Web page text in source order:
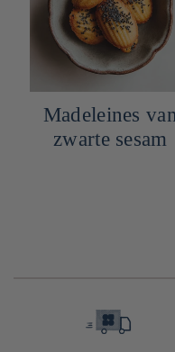
Carpaccio van
zeebrasem met